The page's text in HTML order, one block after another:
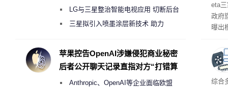
eta
政府
曝出
综合
月销售额不达标门店 将被逐步清退
LG与三星整治智能电视应用 切断后台
偷偷共享带宽的违规行为
三星拟引入喷墨涂层新技术 助力
度
苹果控告OpenAI涉嫌侵犯商业秘密
后者公开聊天记录直指对方“打错算
Anthropic、OpenAI等企业面临欧盟